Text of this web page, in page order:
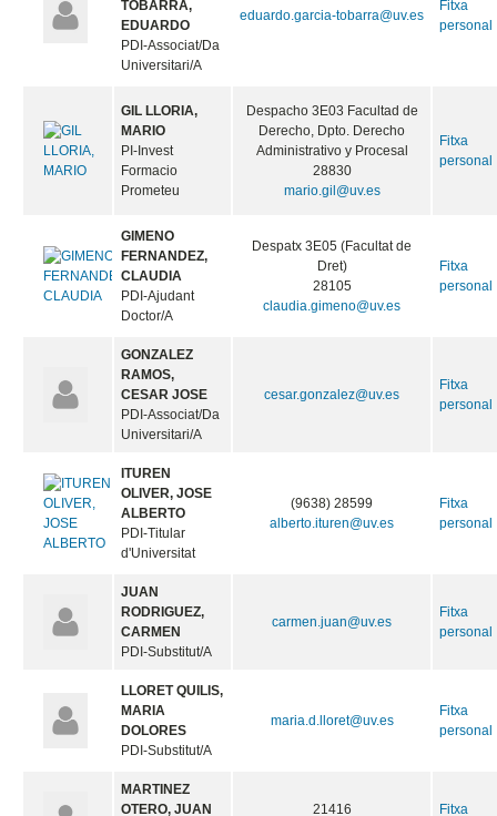
TOBARRA,
EDUARDO
PDI-Associat/Da
Universitari/A
eduardo.garcia-tobarra@uv.es
Fitxa
personal
GIL LLORIA,
MARIO
PI-Invest
Formacio
Prometeu
Despacho 3E03 Facultad de
Derecho, Dpto. Derecho
Administrativo y Procesal
28830
mario.gil@uv.es
Fitxa
personal
GIMENO
FERNANDEZ,
CLAUDIA
PDI-Ajudant
Doctor/A
Despatx 3E05 (Facultat de
Dret)
28105
claudia.gimeno@uv.es
Fitxa
personal
GONZALEZ
RAMOS,
CESAR JOSE
PDI-Associat/Da
Universitari/A
cesar.gonzalez@uv.es
Fitxa
personal
ITUREN
OLIVER, JOSE
ALBERTO
PDI-Titular
d'Universitat
(9638) 28599
alberto.ituren@uv.es
Fitxa
personal
JUAN
RODRIGUEZ,
CARMEN
PDI-Substitut/A
carmen.juan@uv.es
Fitxa
personal
LLORET QUILIS,
MARIA
DOLORES
PDI-Substitut/A
maria.d.lloret@uv.es
Fitxa
personal
MARTINEZ
OTERO, JUAN
21416
Fitxa